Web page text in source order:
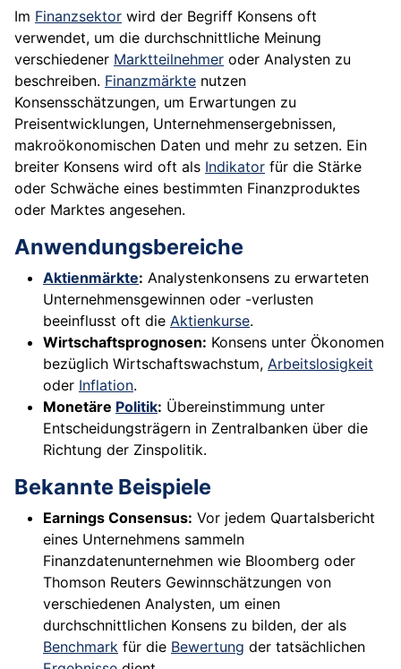
Im Finanzsektor wird der Begriff Konsens oft
verwendet, um die durchschnittliche Meinung
verschiedener Marktteilnehmer oder Analysten zu
beschreiben. Finanzmärkte nutzen
Konsensschätzungen, um Erwartungen zu
Preisentwicklungen, Unternehmensergebnissen,
makroökonomischen Daten und mehr zu setzen. Ein
breiter Konsens wird oft als Indikator für die Stärke
oder Schwäche eines bestimmten Finanzproduktes
oder Marktes angesehen.
Anwendungsbereiche
Aktienmärkte: Analystenkonsens zu erwarteten
Unternehmensgewinnen oder -verlusten
beeinflusst oft die Aktienkurse.
Wirtschaftsprognosen: Konsens unter Ökonomen
bezüglich Wirtschaftswachstum, Arbeitslosigkeit
oder Inflation.
Monetäre Politik: Übereinstimmung unter
Entscheidungsträgern in Zentralbanken über die
Richtung der Zinspolitik.
Bekannte Beispiele
Earnings Consensus: Vor jedem Quartalsbericht
eines Unternehmens sammeln
Finanzdatenunternehmen wie Bloomberg oder
Thomson Reuters Gewinnschätzungen von
verschiedenen Analysten, um einen
durchschnittlichen Konsens zu bilden, der als
Benchmark für die Bewertung der tatsächlichen